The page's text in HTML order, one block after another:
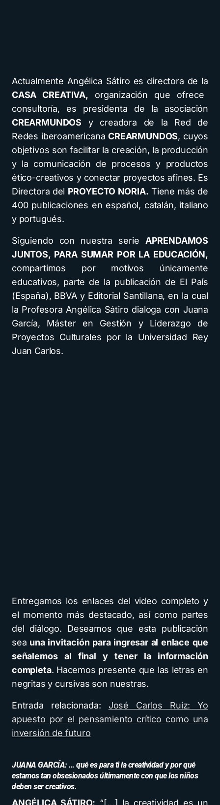
Actualmente Angélica Sátiro es directora de la
CASA CREATIVA, organización que ofrece
consultoría, es presidenta de la asociación
CREARMUNDOS y creadora de la Red de
Redes iberoamericanaCREARMUNDOS, cuyos
objetivos son facilitar la creación, la producción
y la comunicación de procesos y productos
ético-creativos y conectar proyectos afines. Es
Directora del PROYECTO NORIA. Tiene más de
400 publicaciones en español, catalán, italiano
y portugués.
Siguiendo con nuestra serie APRENDAMOS
JUNTOS, PARA SUMAR POR LA EDUCACIÓN,
compartimos por motivos únicamente
educativos, parte de la publicación de El País
(España), BBVA y Editorial Santillana, en la cual
la Profesora Angélica Sátiro dialoga con Juana
García, Máster en Gestión y Liderazgo de
Proyectos Culturales por la Universidad Rey
Juan Carlos.
Entregamos los enlaces del video completo y
el momento más destacado, así como partes
del diálogo. Deseamos que esta publicación
sea una invitación para ingresar al enlace que
señalemos al final y tener la información
completa. Hacemos presente que las letras en
negritas y cursivas son nuestras.
Entrada relacionada: José Carlos Ruiz: Yo
apuesto por el pensamiento crítico como una
inversión de futuro
JUANA GARCÍA: … qué es para ti la creatividad y por qué
estamos tan obsesionados últimamente con que los niños
deben ser creativos.
ANGÉLICA SÁTIRO: “[…] la creatividad es un